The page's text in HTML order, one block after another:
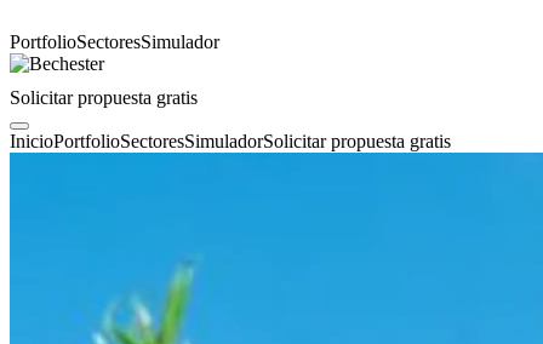
PortfolioSectoresSimulador
Solicitar propuesta gratis
InicioPortfolioSectoresSimuladorSolicitar propuesta gratis